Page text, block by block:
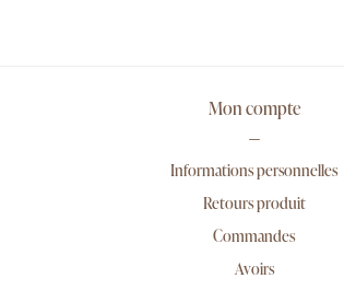
Mon compte
Informations personnelles
Retours produit
Commandes
Avoirs